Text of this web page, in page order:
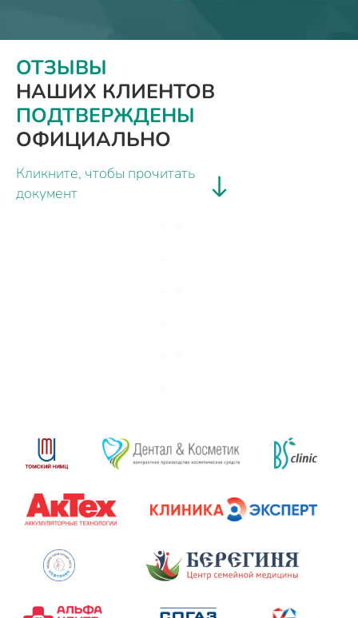
ОТЗЫВЫ
НАШИХ КЛИЕНТОВ
ПОДТВЕРЖДЕНЫ
ОФИЦИАЛЬНО
Кликните, чтобы прочитать
документ